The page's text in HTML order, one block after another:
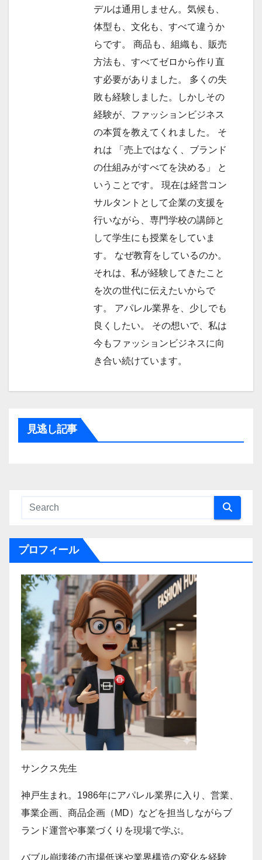
デルは通用しません。気候も、
体型も、文化も、すべて違うか
らです。 商品も、組織も、販売
方法も、すべてゼロから作り直
す必要がありました。 多くの失
敗も経験しました。しかしその
経験が、ファッションビジネス
の本質を教えてくれました。 そ
れは 「売上ではなく、ブランド
の仕組みがすべてを決める」 と
いうことです。 現在は経営コン
サルタントとして企業の支援を
行いながら、専門学校の講師と
して学生にも授業をしていま
す。 なぜ教育をしているのか。
それは、私が経験してきたこと
を次の世代に伝えたいからで
す。 アパレル業界を、少しでも
良くしたい。 その想いで、私は
今もファッションビジネスに向
き合い続けています。
見逃し記事
プロフィール
サンクス先生
神戸生まれ。1986年にアパレル業界に入り、営業、
事業企画、商品企画（MD）などを担当しながらブ
ランド運営や事業づくりを現場で学ぶ。
バブル崩壊後の市場低迷や業界構造の変化を経験